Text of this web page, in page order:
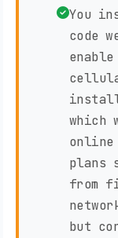
You
code
which
online
plans
from
but